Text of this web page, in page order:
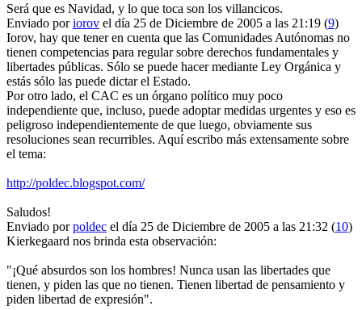
Será que es Navidad, y lo que toca son los villancicos.
Enviado poriorov el día 25 de Diciembre de 2005 a las 21:19 (9)
Iorov, hay que tener en cuenta que las Comunidades Autónomas no
tienen competencias para regular sobre derechos fundamentales y
libertades públicas. Sólo se puede hacer mediante Ley Orgánica y
estás sólo las puede dictar el Estado.
Por otro lado, el CAC es un órgano político muy poco
independiente que, incluso, puede adoptar medidas urgentes y eso es
peligroso independientemente de que luego, obviamente sus
resoluciones sean recurribles. Aquí escribo más extensamente sobre
el tema:
http://poldec.blogspot.com/
Saludos!
Enviado porpoldec el día 25 de Diciembre de 2005 a las 21:32 (10)
Kierkegaard nos brinda esta observación:
"¡Qué absurdos son los hombres! Nunca usan las libertades que
tienen, y piden las que no tienen. Tienen libertad de pensamiento y
piden libertad de expresión".